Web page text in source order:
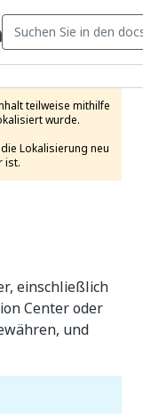
teilweise mithilfe
wurde.
Lokalisierung neu
ist.
einschließlich
Center oder
und